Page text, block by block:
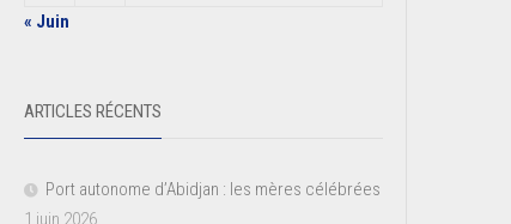
« Juin
ARTICLES RÉCENTS
Port autonome d’Abidjan : les mères célébrées
1 juin 2026